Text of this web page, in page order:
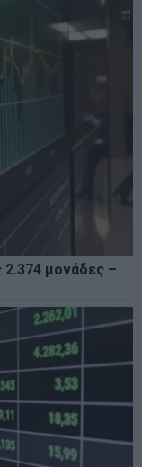
2.374 μονάδες –